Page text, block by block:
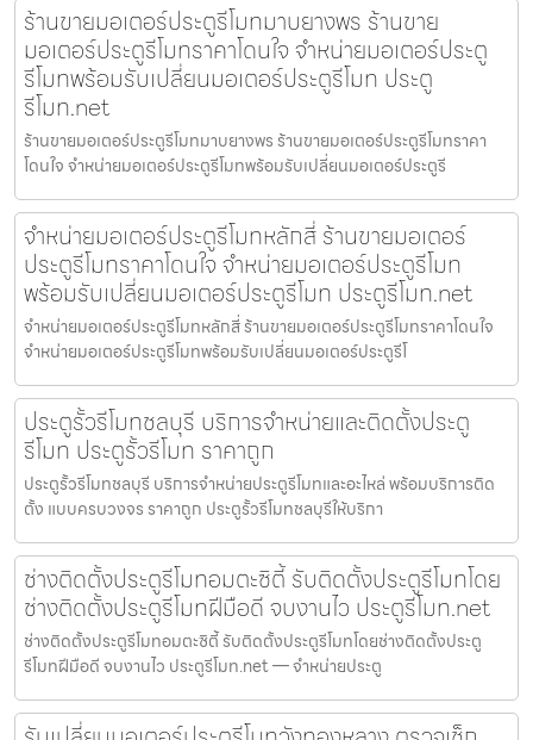
ร้านขายมอเตอร์ประตูรีโมทมาบยางพร ร้านขาย
มอเตอร์ประตูรีโมทราคาโดนใจ จำหน่ายมอเตอร์ประตู
รีโมทพร้อมรับเปลี่ยนมอเตอร์ประตูรีโมท ประตู
รีโมท.net
ร้านขายมอเตอร์ประตูรีโมทมาบยางพร ร้านขายมอเตอร์ประตูรีโมทราคา
โดนใจ จำหน่ายมอเตอร์ประตูรีโมทพร้อมรับเปลี่ยนมอเตอร์ประตูรี
จำหน่ายมอเตอร์ประตูรีโมทหลักสี่ ร้านขายมอเตอร์
ประตูรีโมทราคาโดนใจ จำหน่ายมอเตอร์ประตูรีโมท
พร้อมรับเปลี่ยนมอเตอร์ประตูรีโมท ประตูรีโมท.net
จำหน่ายมอเตอร์ประตูรีโมทหลักสี่ ร้านขายมอเตอร์ประตูรีโมทราคาโดนใจ
จำหน่ายมอเตอร์ประตูรีโมทพร้อมรับเปลี่ยนมอเตอร์ประตูรีโ
ประตูรั้วรีโมทชลบุรี บริการจำหน่ายและติดตั้งประตู
รีโมท ประตูรั้วรีโมท ราคาถูก
ประตูรั้วรีโมทชลบุรี บริการจำหน่ายประตูรีโมทและอะไหล่ พร้อมบริการติด
ตั้ง แบบครบวงจร ราคาถูก ประตูรั้วรีโมทชลบุรีให้บริกา
ช่างติดตั้งประตูรีโมทอมตะซิตี้ รับติดตั้งประตูรีโมทโดย
ช่างติดตั้งประตูรีโมทฝีมือดี จบงานไว ประตูรีโมท.net
ช่างติดตั้งประตูรีโมทอมตะซิตี้ รับติดตั้งประตูรีโมทโดยช่างติดตั้งประตู
รีโมทฝีมือดี จบงานไว ประตูรีโมท.net — จำหน่ายประตู